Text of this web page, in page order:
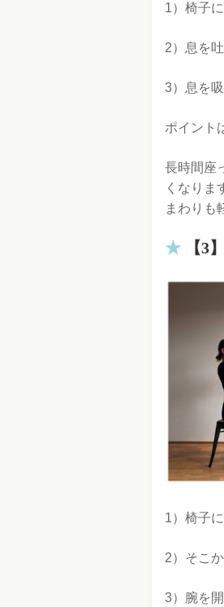
1）椅子
2）息を
3）息を
ポイント
長時間座
くなりま
まわりも
【3
1）椅子
2）そこ
3）腕を